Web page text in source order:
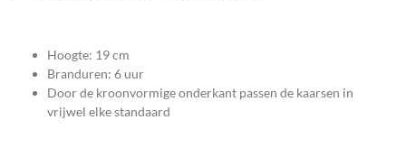
Hoogte: 19 cm
Branduren: 6 uur
Door de kroonvormige onderkant passen de kaarsen in
vrijwel elke standaard